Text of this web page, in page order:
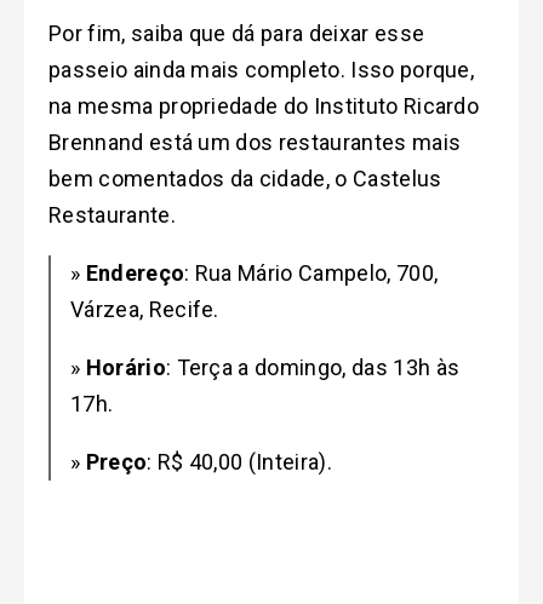
Por fim, saiba que dá para deixar esse
passeio ainda mais completo. Isso porque,
na mesma propriedade do Instituto Ricardo
Brennand está um dos restaurantes mais
bem comentados da cidade, o Castelus
Restaurante.
» Endereço: Rua Mário Campelo, 700,
Várzea, Recife.
» Horário: Terça a domingo, das 13h às
17h.
» Preço: R$ 40,00 (Inteira).